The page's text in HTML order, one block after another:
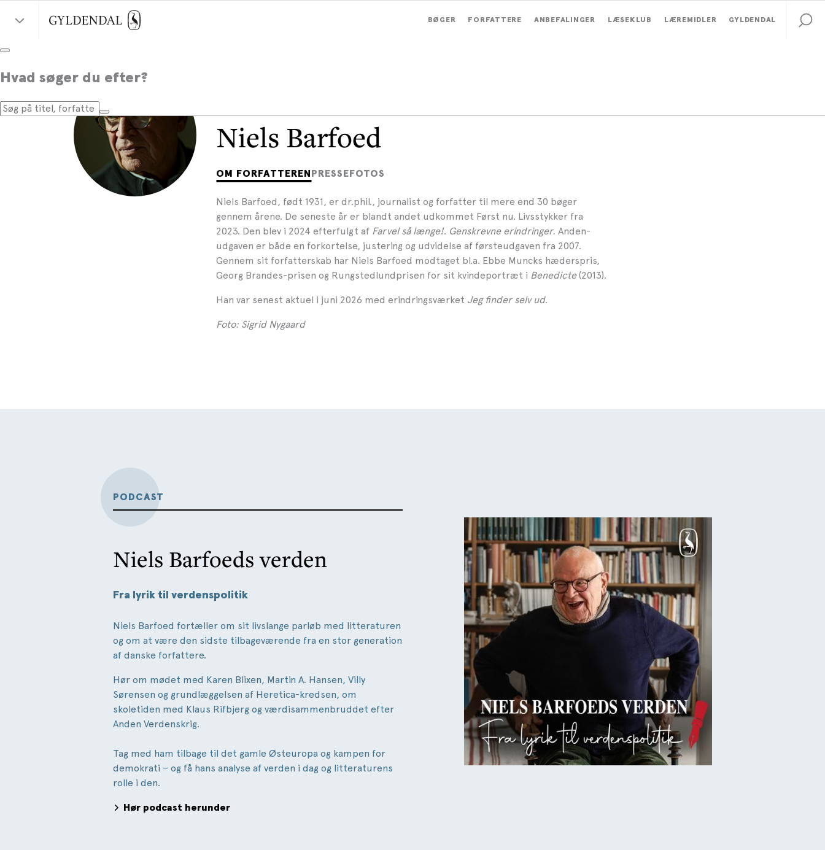
BØGER FORFATTERE ANBEFALINGER LÆSEKLUB LÆREMIDLER GYLDENDAL
Hvad søger du efter?
Niels Barfoed
OM FORFATTEREN PRESSEFOTOS
Niels Barfoed, født 1931, er dr.phil., journalist og forfatter til mere end 30 bøger
gennem årene. De seneste år er blandt andet udkommet Først nu. Livsstykker fra
2023. Den blev i 2024 efterfulgt af Farvel så længe!. Genskrevne erindringer. Anden-
udgaven er både en forkortelse, justering og udvidelse af førsteudgaven fra 2007.
Gennem sit forfatterskab har Niels Barfoed modtaget bl.a. Ebbe Muncks hæderspris,
Georg Brandes-prisen og Rungstedlundprisen for sit kvindeportræt i Benedicte(2013).
Han var senest aktuel i juni 2026 med erindringsværket Jeg finder selv ud.
Foto: Sigrid Nygaard
PODCAST
Niels Barfoeds verden
Fra lyrik til verdenspolitik
Niels Barfoed fortæller om sit livslange parløb med litteraturen
og om at være den sidste tilbageværende fra en stor generation
af danske forfattere.
Hør om mødet med Karen Blixen, Martin A. Hansen, Villy
Sørensen og grundlæggelsen af Heretica-kredsen, om
skoletiden med Klaus Rifbjerg og værdisammenbruddet efter
Anden Verdenskrig.
Tag med ham tilbage til det gamle Østeuropa og kampen for
demokrati – og få hans analyse af verden i dag og litteraturens
rolle i den.
Hør podcast herunder